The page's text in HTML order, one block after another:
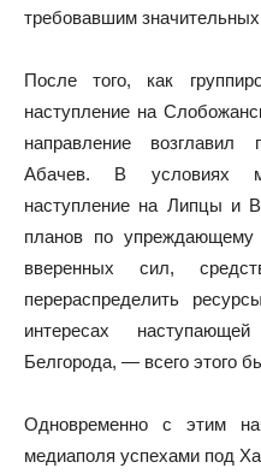
требовавшим
После того, как
наступление на
направление возглавил
Абачев. В условиях
наступление на Липцы и
планов по
вверенных сил,
перераспределить
интересах
Белгорода, — всего этого
Одновременно с этим
медиаполя успехами под